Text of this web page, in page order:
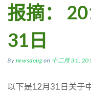
报摘：
31日
By newsdoug on 十二月 31,
以下是12月31日关于